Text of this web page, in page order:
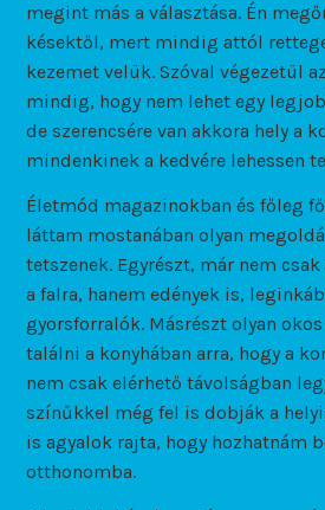
megint más a választása. Én
késektől, mert mindig attól
kezemet velük. Szóval végezetül
mindig, hogy nem lehet egy
de szerencsére van akkora hely a
mindenkinek a kedvére lehessen
Életmód magazinokban és főleg
láttam mostanában olyan
tetszenek. Egyrészt, már nem
a falra, hanem edények is,
gyorsforralók. Másrészt olyan
találni a konyhában arra, hogy a
nem csak elérhető távolságban
színűkkel még fel is dobják a
is agyalok rajta, hogy hozhatnám
otthonomba.